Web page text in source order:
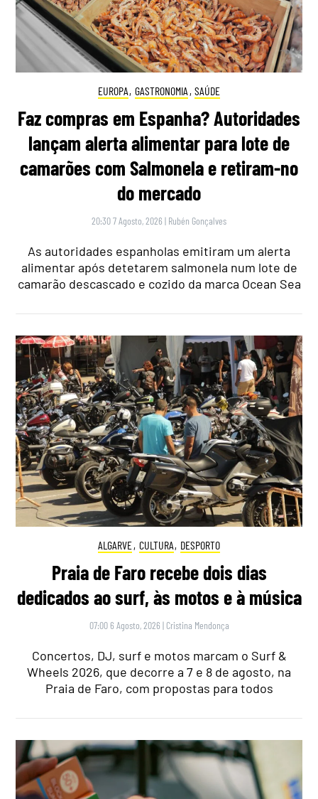
EUROPA, GASTRONOMIA , SAÚDE
Faz compras em Espanha? Autoridades
lançam alerta alimentar para lote de
camarões com Salmonela e retiram-no
do mercado
20:30 7 Agosto, 2026 | Rubén Gonçalves
As autoridades espanholas emitiram um alerta
alimentar após detetarem salmonela num lote de
camarão descascado e cozido da marca Ocean Sea
ALGARVE, CULTURA, DESPORTO
Praia de Faro recebe dois dias
dedicados ao surf, às motos e à música
07:00 6 Agosto, 2026 | Cristina Mendonça
Concertos, DJ, surf e motos marcam o Surf &
Wheels 2026, que decorre a 7 e 8 de agosto, na
Praia de Faro, com propostas para todos